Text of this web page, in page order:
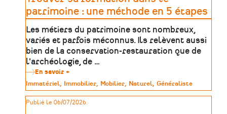
allemand
patrimoine : une méthode en 5 étapes
Les métiers du patrimoine sont nombreux,
variés et parfois méconnus. Ils relèvent aussi
bien de la conservation-restauration que de
l'archéologie, de …
En savoir +
Trouver
sa
formation
dans
Type
de
patrimoine
Immatériel Immobilier Mobilier Naturel Généraliste
Publié le 06/07/2026.